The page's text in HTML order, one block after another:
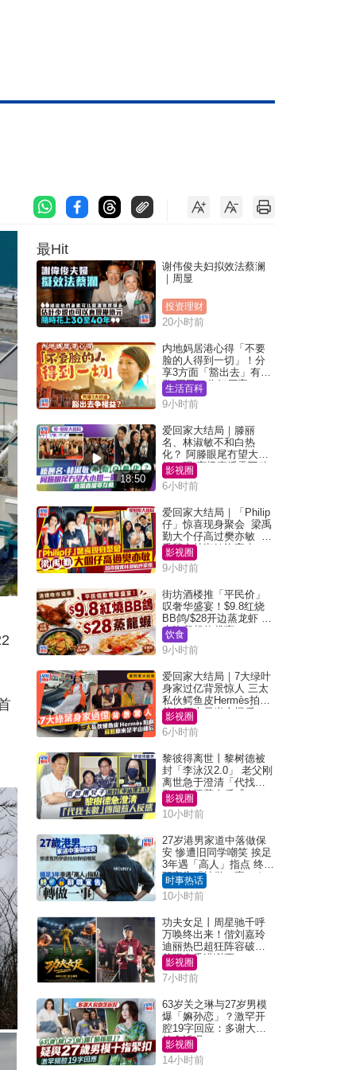
最Hit
谢伟俊夫妇拟效法蔡澜
｜周显
投资理财
20小时前
内地妈居港心得「不要
脸的人得到一切」！分
享3方面「豁出去」有著
数 网民：你好厉害
生活百科
9小时前
18:50
爱回家大结局｜滕丽
名、林淑敏不和白热
化？ 阿滕眼尾冇望大小
姐一眼 商场直播零互动
影视圈
6小时前
爱回家大结局｜「Philip
仔」惊喜现身聚会 梁禹
勤大个仔高过樊亦敏 超
乖黐实林淑敏许家杰
影视圈
9小时前
街坊酒楼推「平民价」
叹奢华盛宴！$9.8红烧
BB鸽/$28开边蒸龙虾 3
大晚餐超值优惠
饮食
9小时前
爱回家大结局｜7大绿叶
身家过亿背景惊人 三太
私伙鳄鱼皮Hermès拍剧
苏姐原来是半山楼后
影视圈
6小时前
黎彼得离世丨黎树德被
封「李泳汉2.0」 老父刚
离世急于澄清「代找卡
数」传闻惹人反感
影视圈
10小时前
27岁港男家道中落做保
安 惨遭旧同学嘲笑 挨足
3年遇「高人」指点 终辞
职宣告「转做一事」｜
Juicy叮
时事热话
10小时前
功夫女足丨周星驰千呼
万唤终出来！偕刘嘉玲
迪丽热巴超狂阵容破天
荒现身香港谢票
影视圈
7小时前
63岁关之琳与27岁男模
爆「嫲孙恋」？激罕开
腔19字回应：多谢大家
挂念近况
影视圈
14小时前